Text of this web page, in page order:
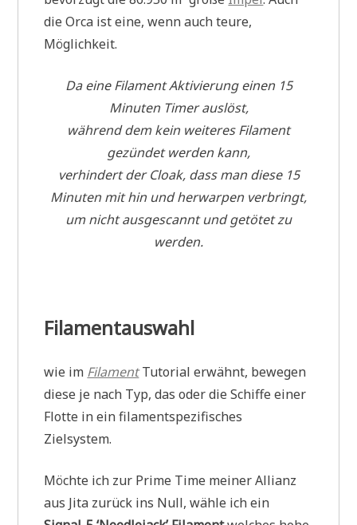
die Orca ist eine, wenn auch teure,
Möglichkeit.
Da eine Filament Aktivierung einen 15
Minuten Timer auslöst,
während dem kein weiteres Filament
gezündet werden kann,
verhindert der Cloak, dass man diese 15
Minuten mit hin und herwarpen verbringt,
um nicht ausgescannt und getötet zu
werden.
Filamentauswahl
wie im FilamentTutorial erwähnt, bewegen
diese je nach Typ, das oder die Schiffe einer
Flotte in ein filamentspezifisches
Zielsystem.
Möchte ich zur Prime Time meiner Allianz
aus Jita zurück ins Null, wähle ich ein